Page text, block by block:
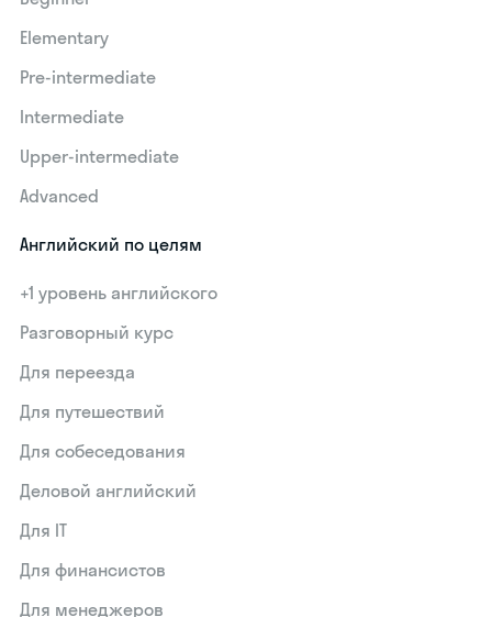
Elementary
Pre-intermediate
Intermediate
Upper-intermediate
Advanced
Английский по целям
+1 уровень английского
Разговорный курс
Для переезда
Для путешествий
Для собеседования
Деловой английский
Для IT
Для финансистов
Для менеджеров